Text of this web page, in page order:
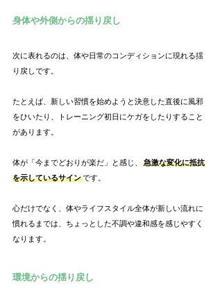
身体や外側からの揺り戻し
次に表れるのは、体や日常のコンディションに現れる揺
り戻しです。
たとえば、新しい習慣を始めようと決意した直後に風邪
をひいたり、トレーニング初日にケガをしたりすること
があります。
体が「今までどおりが楽だ」と感じ、
急激な変化に抵抗
を示しているサインです。
心だけでなく、体やライフスタイル全体が新しい流れに
慣れるまでは、ちょっとした不調や違和感を感じやすく
なります。
環境からの揺り戻し